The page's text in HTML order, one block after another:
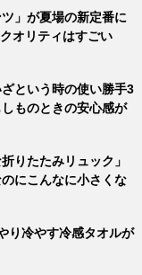
」が夏場の新定番に
オリティはすごい
という時の使い勝手3
ものときの安心感が
りたたみリュック」
にこんなに小さくな
り冷やす冷感タオルが